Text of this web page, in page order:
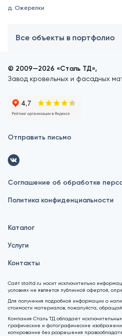
д. Ожерелки
Все объекты в портфолио
© 2009—2026 «Сталь ТД»,
Завод кровельных и фасадных
Отправить письмо
Соглашение об обработке
Политика конфиденциальности
Каталог
Услуги
Контакты
Сайт staltd.ru носит исключительно
условиях не является публичной офертой,
Для получения подробной информации о
стоимости материалов, пожалуйста,
Компания Сталь ТД обладает
графические и фотографические
копирование без разрешения